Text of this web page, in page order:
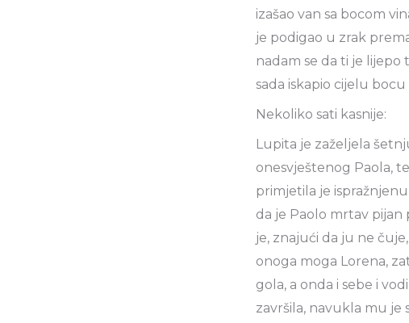
izašao van sa bocom
je podigao u zrak
nadam se da ti je lijepo
sada iskapio cijelu
Nekoliko sati kasnije:
Lupita je zaželjela
onesvještenog Paola,
primjetila je
da je Paolo mrtav
je, znajući da ju ne
onoga moga Lorena,
gola, a onda i sebe i
završila, navukla mu je